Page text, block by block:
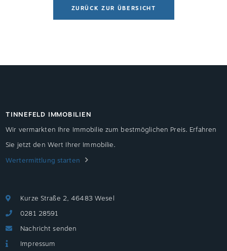
ZURÜCK ZUR ÜBERSICHT
TINNEFELD IMMOBILIEN
Wir vermarkten Ihre Immobilie zum bestmöglichen Preis. Erfahren
Sie jetzt den Wert Ihrer Immobilie.
Wertermittlung starten
Kurze Straße 2, 46483 Wesel
0281 28591
Nachricht senden
Impressum